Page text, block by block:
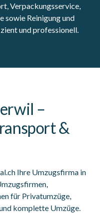
Verpackungsservice,
sowie Reinigung und
und professionell.
–
&
Ihre Umzugsfirma in
für Privatumzüge,
komplette Umzüge.